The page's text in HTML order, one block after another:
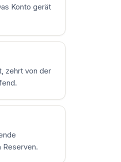
Konto gerät
zehrt von der
Reserven.